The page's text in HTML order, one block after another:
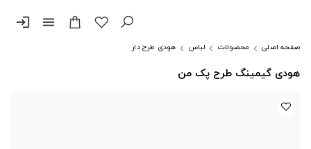
menu
login
صفحه اصلی محصولات لباس هودی طرح دار
هودی گیمینگ طرح پک من